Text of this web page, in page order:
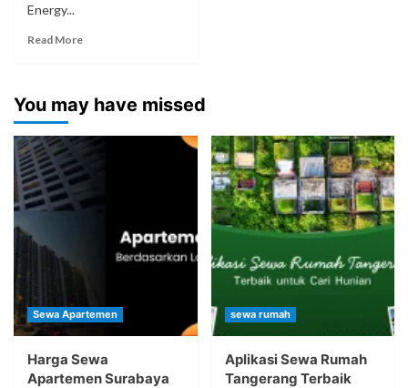
Energy...
Read More
You may have missed
Sewa Apartemen
Harga Sewa
Apartemen Surabaya
sewa rumah
Aplikasi Sewa Rumah
Tangerang Terbaik